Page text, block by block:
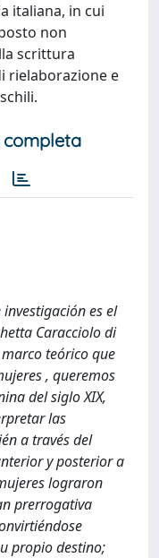
italiana, in cui
non
scrittura
rielaborazione e
completa
es el
Caracciolo di
teórico que
, queremos
del siglo XIX,
las
a través del
y posterior a
lograron
prerrogativa
propio destino;